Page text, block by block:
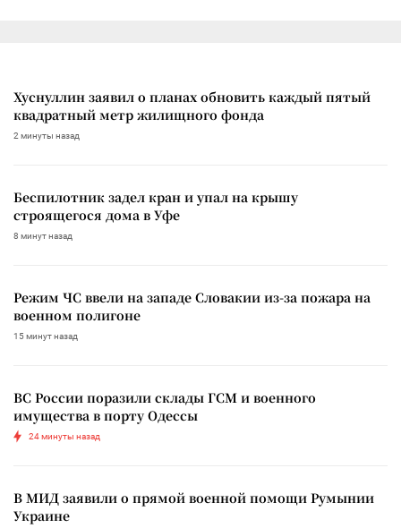
Хуснуллин заявил о планах обновить каждый пятый
квадратный метр жилищного фонда
2 минуты назад
Беспилотник задел кран и упал на крышу
строящегося дома в Уфе
8 минут назад
Режим ЧС ввели на западе Словакии из-за пожара на
военном полигоне
15 минут назад
ВС России поразили склады ГСМ и военного
имущества в порту Одессы
24 минуты назад
В МИД заявили о прямой военной помощи Румынии
Украине